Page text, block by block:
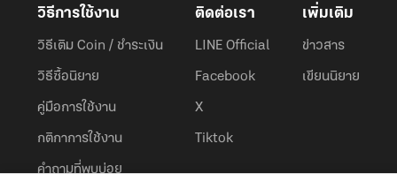
วิธีการใช้งาน
วิธีเติม Coin / ชำระเงิน
วิธีซื้อนิยาย
คู่มือการใช้งาน
กติกาการใช้งาน
คำถามที่พบบ่อย
ติดต่อเรา
LINE Official
Facebook
X
Tiktok
เพิ่มเติม
ข่าวสาร
เขียนนิยาย